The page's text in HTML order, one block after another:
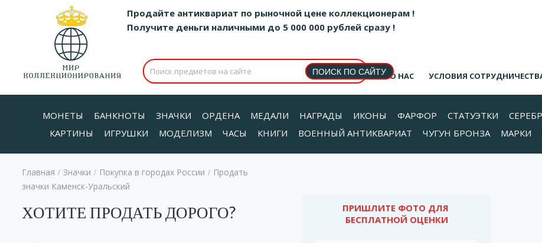
Продайте антиквариат по рыночной цене коллекционерам !
Получите деньги наличными до 5 000 000 рублей сразу !
О НАС УСЛОВИЯ
МОНЕТЫ БАНКНОТЫ ЗНАЧКИ ОРДЕНА МЕДАЛИ НАГРАДЫ ИКОНЫ ФАРФОР СТАТУЭТКИ
КАРТИНЫ
ИГРУШКИ МОДЕЛИЗМ ЧАСЫ КНИГИ ВОЕННЫЙ АНТИКВАРИАТ ЧУГУН БРОНЗА МАРКИ
Главная / Значки / Покупка в городах России / Продать
значки Каменск-Уральский
ХОТИТЕ ПРОДАТЬ ДОРОГО?
ПРИШЛИТЕ ФОТО ДЛЯ
БЕСПЛАТНОЙ ОЦЕНКИ